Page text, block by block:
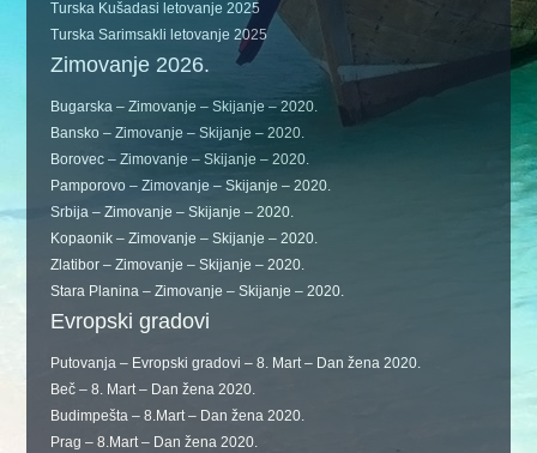
Turska Kušadasi letovanje 2025
Turska Sarimsakli letovanje 2025
Zimovanje 2026.
Bugarska – Zimovanje – Skijanje – 2020.
Bansko – Zimovanje – Skijanje – 2020.
Borovec – Zimovanje – Skijanje – 2020.
Pamporovo – Zimovanje – Skijanje – 2020.
Srbija – Zimovanje – Skijanje – 2020.
Kopaonik – Zimovanje – Skijanje – 2020.
Zlatibor – Zimovanje – Skijanje – 2020.
Stara Planina – Zimovanje – Skijanje – 2020.
Evropski gradovi
Putovanja – Evropski gradovi – 8. Mart – Dan žena 2020.
Beč – 8. Mart – Dan žena 2020.
Budimpešta – 8.Mart – Dan žena 2020.
Prag – 8.Mart – Dan žena 2020.